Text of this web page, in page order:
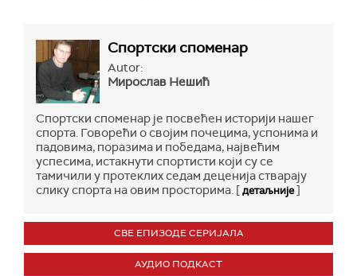
Спортски споменар
Autor:
Мирослав Нешић
Спортски споменар је посвећен историји нашег
спорта. Говорећи о својим почецима, успонима и
падовима, поразима и победама, највећим
успесима, истакнути спортисти који су се
тамичили у протеклих седам деценија стварају
слику спорта на овим просторима. [детаљније]
СВЕ ЕПИЗОДЕ СЕРИЈАЛА
АУДИО ПОДКАСТ